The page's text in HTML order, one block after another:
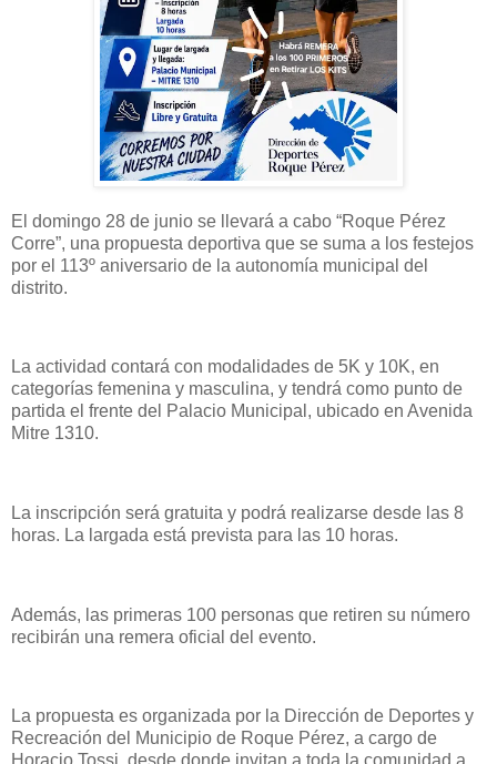
El domingo 28 de junio se llevará a cabo “Roque Pérez
Corre”, una propuesta deportiva que se suma a los festejos
por el 113º aniversario de la autonomía municipal del
distrito.
La actividad contará con modalidades de 5K y 10K, en
categorías femenina y masculina, y tendrá como punto de
partida el frente del Palacio Municipal, ubicado en Avenida
Mitre 1310.
La inscripción será gratuita y podrá realizarse desde las 8
horas. La largada está prevista para las 10 horas.
Además, las primeras 100 personas que retiren su número
recibirán una remera oficial del evento.
La propuesta es organizada por la Dirección de Deportes y
Recreación del Municipio de Roque Pérez, a cargo de